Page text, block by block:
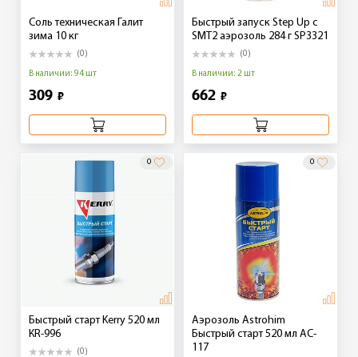
Соль техническая Галит
зима 10 кг
(0)
В наличии: 94 шт
309 ₽
Быстрый запуск Step Up с
SMT2 аэрозоль 284 г SP3321
(0)
В наличии: 2 шт
662 ₽
0
Быстрый старт Kerry 520 мл
КR-996
(0)
0
Аэрозоль Astrohim
Быстрый старт 520 мл AC-
117